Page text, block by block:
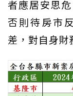
者應居安思
否則待房市
差，對自身財